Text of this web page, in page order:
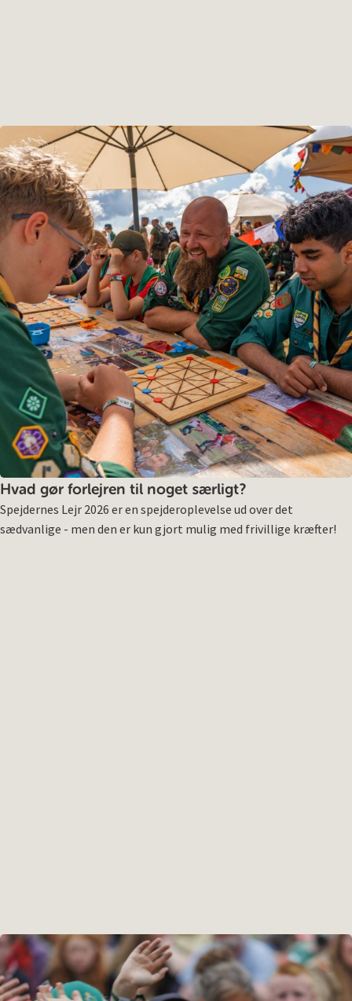
Hvad gør forlejren til noget særligt?
Spejdernes Lejr 2026 er en spejderoplevelse ud over det
sædvanlige - men den er kun gjort mulig med frivillige kræfter!